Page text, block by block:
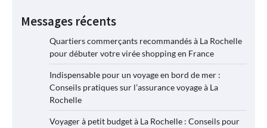
Messages récents
Quartiers commerçants recommandés à La Rochelle
pour débuter votre virée shopping en France
Indispensable pour un voyage en bord de mer :
Conseils pratiques sur l’assurance voyage à La
Rochelle
Voyager à petit budget à La Rochelle : Conseils pour